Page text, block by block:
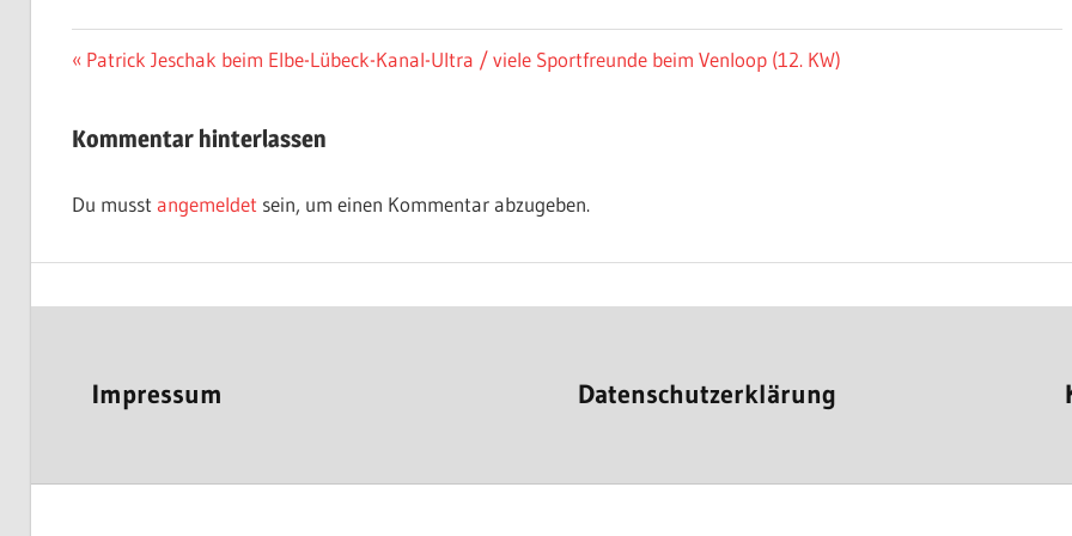
Beitragsnavigation
Vorheriger
Patrick Jeschak beim Elbe-Lübeck-Kanal-Ultra / viele Sportfreunde beim Venloop (12. KW)
Kommentar hinterlassen
Du musst angemeldet sein, um einen Kommentar abzugeben.
Impressum Datenschutzerklärung